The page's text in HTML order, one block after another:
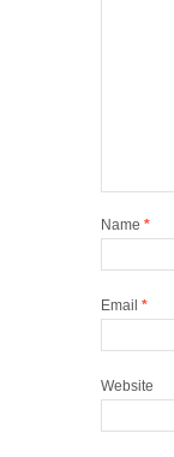
Name *
Email *
Website